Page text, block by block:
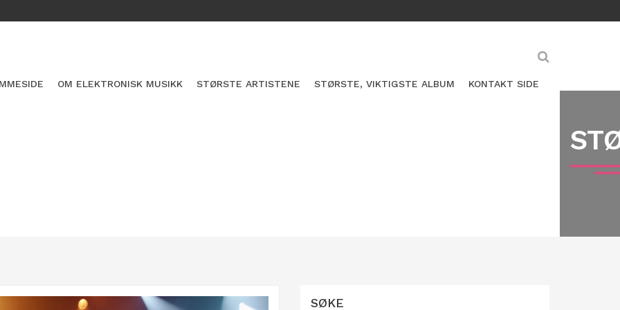
OM ELEKTRONISK MUSIKK STØRSTE ARTISTENE STØRSTE, VIKTIGSTE ALBUM KONTAKT SIDE
SØKE